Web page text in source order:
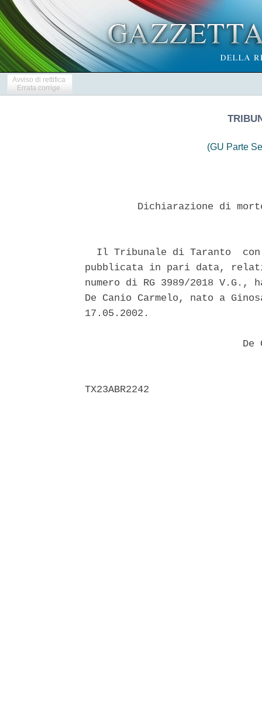
Avviso di rettifica
Errata corrige
(GU Parte
Dichiarazione di
Il Tribunale di Taranto
pubblicata in pari data,
numero di RG 3989/2018
De Canio Carmelo, nato a
17.05.2002.